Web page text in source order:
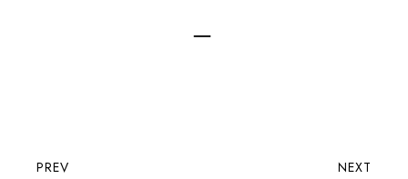
–
PREV NEXT